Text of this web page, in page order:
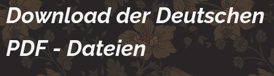
Download der Deutschen
PDF - Dateien